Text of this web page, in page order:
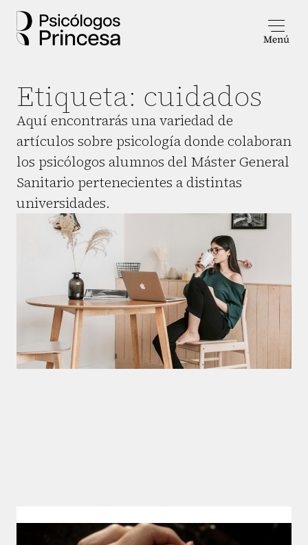
Etiqueta: cuidados
Aquí encontrarás una variedad de
artículos sobre psicología donde colaboran
los psicólogos alumnos del Máster General
Sanitario pertenecientes a distintas
universidades.